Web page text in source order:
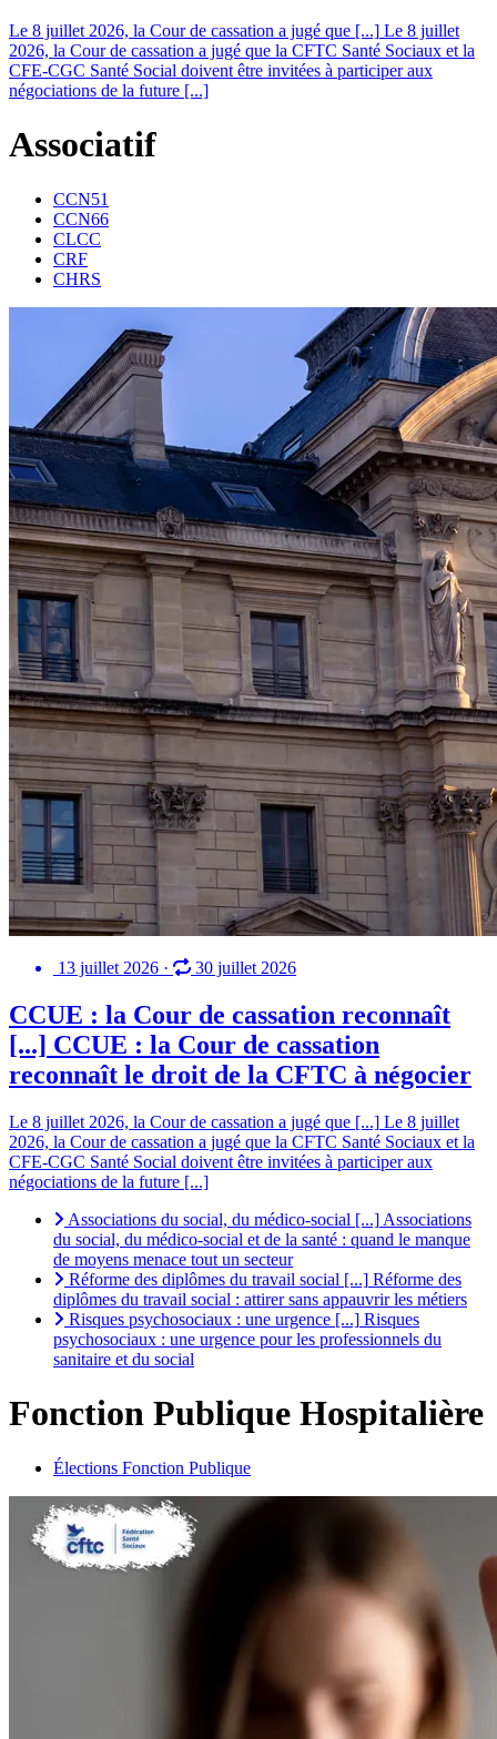
Le 8 juillet 2026, la Cour de cassation a jugé que [...] Le 8 juillet
2026, la Cour de cassation a jugé que la CFTC Santé Sociaux et la
CFE-CGC Santé Social doivent être invitées à participer aux
négociations de la future [...]
Associatif
CCN51
CCN66
CLCC
CRF
CHRS
13 juillet 2026 · 30 juillet 2026
CCUE : la Cour de cassation reconnaît
[...] CCUE : la Cour de cassation
reconnaît le droit de la CFTC à négocier
Le 8 juillet 2026, la Cour de cassation a jugé que [...] Le 8 juillet
2026, la Cour de cassation a jugé que la CFTC Santé Sociaux et la
CFE-CGC Santé Social doivent être invitées à participer aux
négociations de la future [...]
Associations du social, du médico-social [...] Associations
du social, du médico-social et de la santé : quand le manque
de moyens menace tout un secteur
Réforme des diplômes du travail social [...] Réforme des
diplômes du travail social : attirer sans appauvrir les métiers
Risques psychosociaux : une urgence [...] Risques
psychosociaux : une urgence pour les professionnels du
sanitaire et du social
Fonction Publique Hospitalière
Élections Fonction Publique